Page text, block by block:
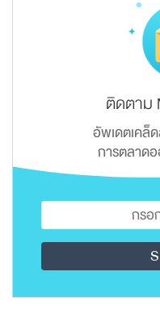
ติดตาม
อัพเดตเคล็
การตลาด